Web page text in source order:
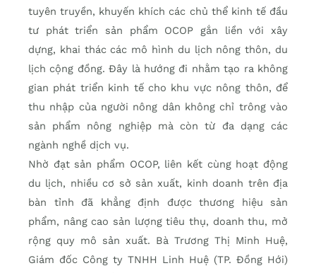
tuyên truyền, khuyến khích các chủ thể kinh tế đầu
tư phát triển sản phẩm OCOP gắn liền với xây
dựng, khai thác các mô hình du lịch nông thôn, du
lịch cộng đồng. Đây là hướng đi nhằm tạo ra không
gian phát triển kinh tế cho khu vực nông thôn, để
thu nhập của người nông dân không chỉ trông vào
sản phẩm nông nghiệp mà còn từ đa dạng các
ngành nghề dịch vụ.
Nhờ đạt sản phẩm OCOP, liên kết cùng hoạt động
du lịch, nhiều cơ sở sản xuất, kinh doanh trên địa
bàn tỉnh đã khẳng định được thương hiệu sản
phẩm, nâng cao sản lượng tiêu thụ, doanh thu, mở
rộng quy mô sản xuất. Bà Trương Thị Minh Huệ,
Giám đốc Công ty TNHH Linh Huệ (TP. Đồng Hới)